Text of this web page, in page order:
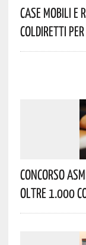
Case Mobili E
Coldiretti
Concorso
Oltre 1.000